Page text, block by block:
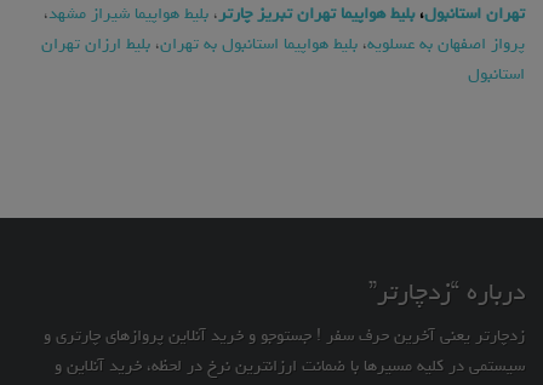
تهران استانبول،بلیط هواپیما تهران تبریز چارتر ، بلیط هواپیما شیراز مشهد،
پرواز اصفهان به عسلویه، بلیط هواپیما استانبول به تهران، بلیط ارزان تهران
استانبول
درباره “زدچارتر”
زدچارتر یعنی آخرین حرف سفر ! جستوجو و خرید آنلاین پروازهای چارتری و
سیستمی در کلیه مسیرها با ضمانت ارزانترین نرخ در لحظه، خرید آنلاین و